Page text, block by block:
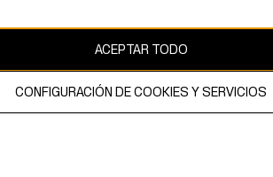
página web está protegido por copyright y es
ACEPTAR TODO
CONFIGURACIÓN DE COOKIES Y SERVICIOS